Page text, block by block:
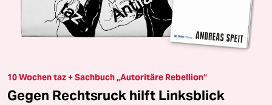
10 Wochen taz + Sachbuch „Autoritäre Rebellion“
Gegen Rechtsruck hilft Linksblick